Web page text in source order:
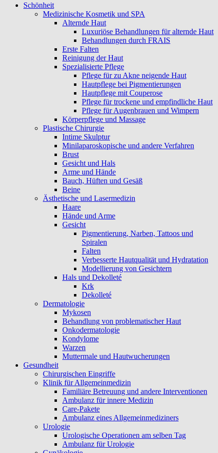
Schönheit
Medizinische Kosmetik und SPA
Alternde Haut
Luxuriöse Behandlungen für alternde Haut
Behandlungen durch FRAIS
Erste Falten
Reinigung der Haut
Spezialisierte Pflege
Pflege für zu Akne neigende Haut
Hautpflege bei Pigmentierungen
Hautpflege mit Couperose
Pflege für trockene und empfindliche Haut
Pflege für Augenbrauen und Wimpern
Körperpflege und Massage
Plastische Chirurgie
Intime Skulptur
Minilaparoskopische und andere Verfahren
Brust
Gesicht und Hals
Arme und Hände
Bauch, Hüften und Gesäß
Beine
Ästhetische und Lasermedizin
Haare
Hände und Arme
Gesicht
Pigmentierung, Narben, Tattoos und
Spiralen
Falten
Verbesserte Hautqualität und Hydratation
Modellierung von Gesichtern
Hals und Dekolleté
Krk
Dekolleté
Dermatologie
Mykosen
Behandlung von problematischer Haut
Onkodermatologie
Kondylome
Warzen
Muttermale und Hautwucherungen
Gesundheit
Chirurgischen Eingriffe
Klinik für Allgemeinmedizin
Familiäre Betreuung und andere Interventionen
Ambulanz für innere Medizin
Care-Pakete
Ambulanz eines Allgemeinmediziners
Urologie
Urologische Operationen am selben Tag
Ambulanz für Urologie